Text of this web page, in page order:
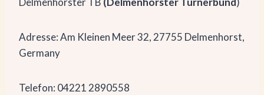
Adresse: Am Kleinen Meer 32, 27755 Delmenhorst,
Germany
Telefon: 04221 2890558